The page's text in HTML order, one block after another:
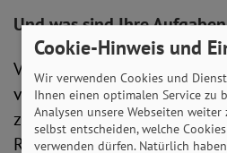
Und was sind Ihre
Vorstandsarbeit ist
viel zusammen. Als
zum Beispiel unsere
Referenten für die Vorträge
Cookie-Hinweis und
Wir verwenden Cookies und
Ihnen einen optimalen Service zu
Analysen unsere Webseiten weiter
selbst entscheiden, welche
verwenden dürfen. Natürlich